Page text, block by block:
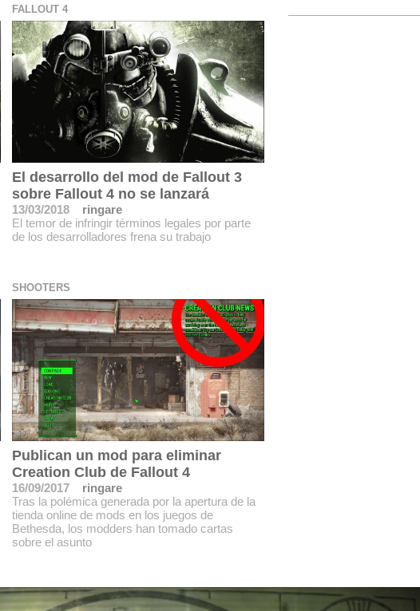
FALLOUT 4
El desarrollo del mod de Fallout 3
sobre Fallout 4 no se lanzará
13/03/2018
ringare
El temor de infringir términos legales por parte
de los desarrolladores frena su trabajo
SHOOTERS
Publican un mod para eliminar
Creation Club de Fallout 4
16/09/2017
ringare
Tras la polémica generada por la apertura de la
tienda online de mods en los juegos de
Bethesda, los modders han tomado cartas
sobre el asunto